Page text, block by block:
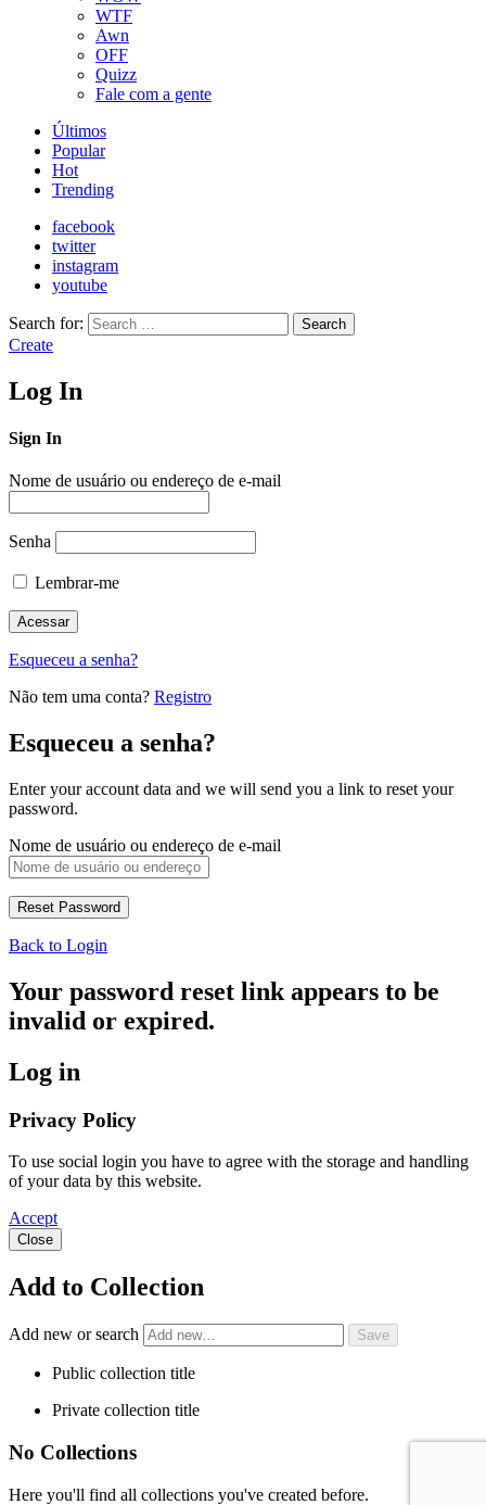
WTF
Awn
OFF
Quizz
Fale com a gente
Últimos
Popular
Hot
Trending
facebook
twitter
instagram
youtube
Search for: Search
Create
Log In
Sign In
Nome de usuário ou endereço de e-mail
Senha
Lembrar-me
Esqueceu a senha?
Não tem uma conta? Registro
Esqueceu a senha?
Enter your account data and we will send you a link to reset your
password.
Nome de usuário ou endereço de e-mail
Back to Login
Your password reset link appears to be
invalid or expired.
Log in
Privacy Policy
To use social login you have to agree with the storage and handling
of your data by this website.
Accept
Close
Add to Collection
Add new or search
Public collection title
Private collection title
No Collections
Here you'll find all collections you've created before.